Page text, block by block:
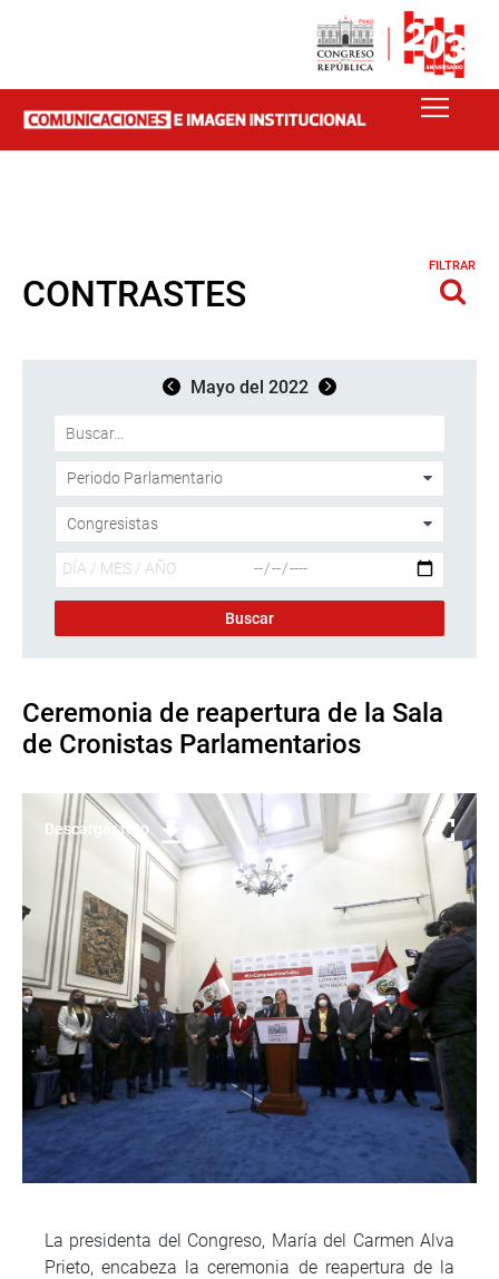
CONTRASTES
FILTRAR
Mayo del 2022
Ceremonia de reapertura de la Sala
de Cronistas Parlamentarios
Descargar foto
La presidenta del Congreso, María del Carmen Alva
Prieto, encabeza la ceremonia de reapertura de la